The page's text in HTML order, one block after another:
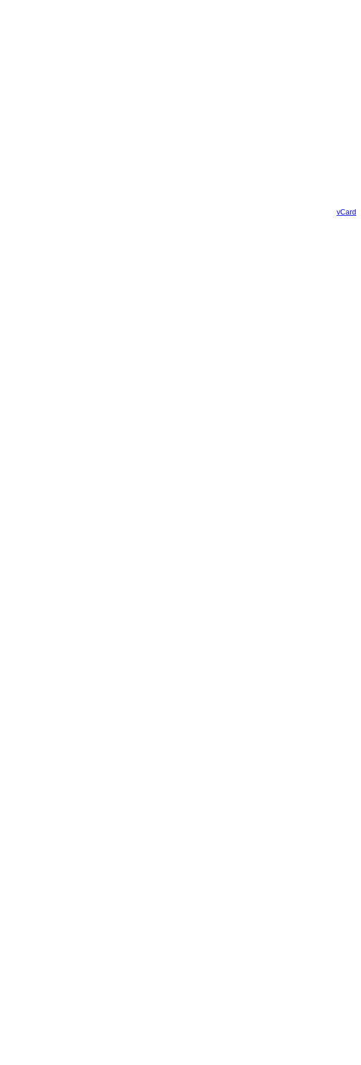
vCard